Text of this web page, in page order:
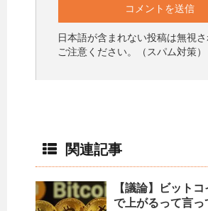
日本語が含まれない投稿は無視
ご注意ください。（スパム対策）
関連記事
【議論】ビット
で上がるって言っ